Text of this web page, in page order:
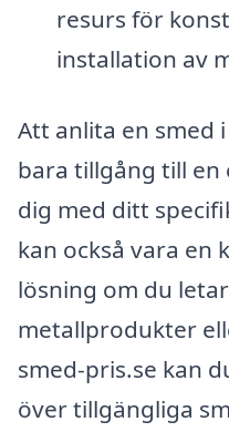
resurs för
installation av
Att anlita en smed
bara tillgång till en
dig med ditt
kan också vara en
lösning om du
metallprodukter
smed-pris.se kan
över tillgängliga